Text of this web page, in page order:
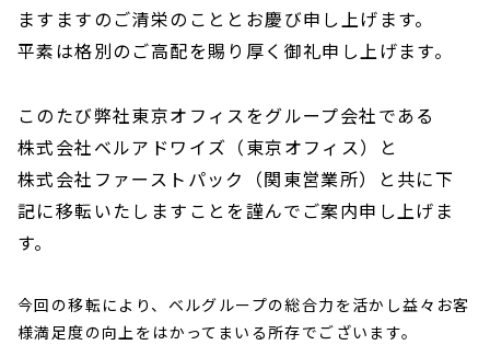
ますますのご清栄のこととお慶び申し上げます。
平素は格別のご高配を賜り厚く御礼申し上げます。
このたび弊社東京オフィスをグループ会社である
株式会社ベルアドワイズ（東京オフィス）と
株式会社ファーストパック（関東営業所）と共に下
記に移転いたしますことを謹んでご案内申し上げま
す。
今回の移転により、ベルグループの総合力を活かし益々お客
様満足度の向上をはかってまいる所存でございます。